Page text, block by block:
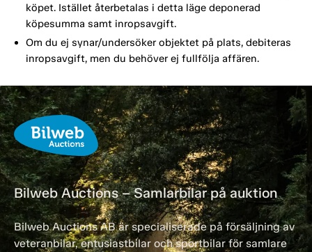
köpet. Istället återbetalas i detta läge deponerad
köpesumma samt inropsavgift.
Om du ej synar/undersöker objektet på plats, debiteras
inropsavgift, men du behöver ej fullfölja affären.
Bilweb Auctions – Samlarbilar på auktion
Bilweb Auctions AB är specialiserade på försäljning av
veteranbilar, entusiastbilar och sportbilar för samlare